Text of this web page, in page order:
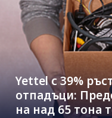
Yettel с 39%
отпадъци:
на над 65 тона